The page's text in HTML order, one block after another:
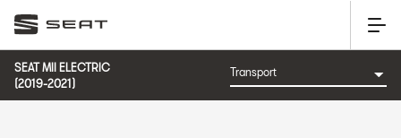
SEAT MII ELECTRIC
(2019-2021)